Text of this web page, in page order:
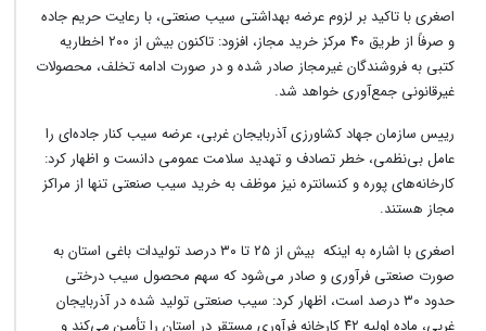
اصغری با تاکید بر لزوم عرضه بهداشتی سیب صنعتی، با رعایت حریم جاده
و صرفاً از طریق ۴۰ مرکز خرید مجاز، افزود: تاکنون بیش از ۲۰۰ اخطاریه
کتبی به فروشندگان غیرمجاز صادر شده و در صورت ادامه تخلف، محصولات
غیرقانونی جمع‌آوری خواهد شد.
رییس سازمان جهاد کشاورزی آذربایجان غربی، عرضه سیب کنار جاده‌ای را
عامل بی‌نظمی، خطر تصادف و تهدید سلامت عمومی دانست و اظهار کرد:
کارخانه‌های پوره و کنسانتره نیز موظف به خرید سیب صنعتی تنها از مراکز
مجاز هستند.
اصغری با اشاره به اینکه بیش از ۲۵ تا ۳۰ درصد تولیدات باغی استان به
صورت صنعتی فرآوری و صادر می‌شود که سهم محصول سیب درختی
حدود ۳۰ درصد است، اظهار کرد: سیب صنعتی تولید شده در آذربایجان
غربی، ماده اولیه ۴۲ کارخانه فرآوری مستقر در استان را تأمین می‌کند و